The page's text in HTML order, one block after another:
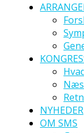
NYHEDER
OM SMS